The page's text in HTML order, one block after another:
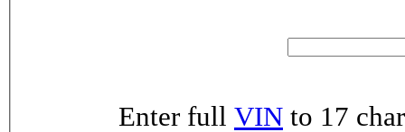
Enter full VIN to 17